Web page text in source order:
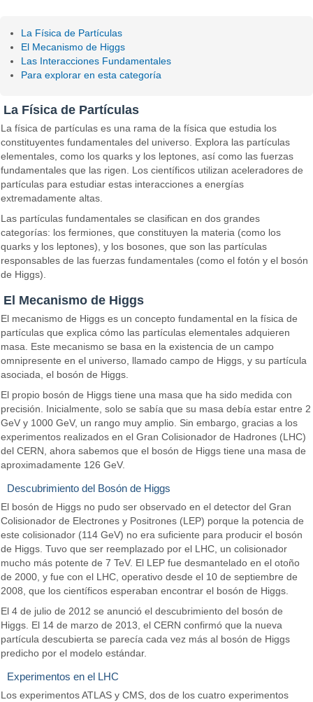
La Física de Partículas
El Mecanismo de Higgs
Las Interacciones Fundamentales
Para explorar en esta categoría
La Física de Partículas
La física de partículas es una rama de la física que estudia los
constituyentes fundamentales del universo. Explora las partículas
elementales, como los quarks y los leptones, así como las fuerzas
fundamentales que las rigen. Los científicos utilizan aceleradores de
partículas para estudiar estas interacciones a energías
extremadamente altas.
Las partículas fundamentales se clasifican en dos grandes
categorías: los fermiones, que constituyen la materia (como los
quarks y los leptones), y los bosones, que son las partículas
responsables de las fuerzas fundamentales (como el fotón y el bosón
de Higgs).
El Mecanismo de Higgs
El mecanismo de Higgs es un concepto fundamental en la física de
partículas que explica cómo las partículas elementales adquieren
masa. Este mecanismo se basa en la existencia de un campo
omnipresente en el universo, llamado campo de Higgs, y su partícula
asociada, el bosón de Higgs.
El propio bosón de Higgs tiene una masa que ha sido medida con
precisión. Inicialmente, solo se sabía que su masa debía estar entre 2
GeV y 1000 GeV, un rango muy amplio. Sin embargo, gracias a los
experimentos realizados en el Gran Colisionador de Hadrones (LHC)
del CERN, ahora sabemos que el bosón de Higgs tiene una masa de
aproximadamente 126 GeV.
Descubrimiento del Bosón de Higgs
El bosón de Higgs no pudo ser observado en el detector del Gran
Colisionador de Electrones y Positrones (LEP) porque la potencia de
este colisionador (114 GeV) no era suficiente para producir el bosón
de Higgs. Tuvo que ser reemplazado por el LHC, un colisionador
mucho más potente de 7 TeV. El LEP fue desmantelado en el otoño
de 2000, y fue con el LHC, operativo desde el 10 de septiembre de
2008, que los científicos esperaban encontrar el bosón de Higgs.
El 4 de julio de 2012 se anunció el descubrimiento del bosón de
Higgs. El 14 de marzo de 2013, el CERN confirmó que la nueva
partícula descubierta se parecía cada vez más al bosón de Higgs
predicho por el modelo estándar.
Experimentos en el LHC
Los experimentos ATLAS y CMS, dos de los cuatro experimentos